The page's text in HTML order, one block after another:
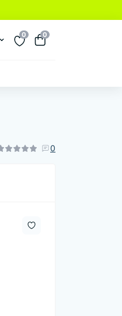
0 0
0